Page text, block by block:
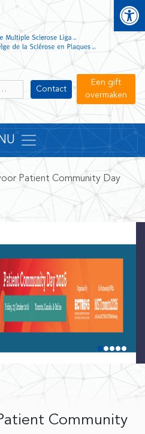
Contact
Een gift
overmaken
Patient Community Day
Community